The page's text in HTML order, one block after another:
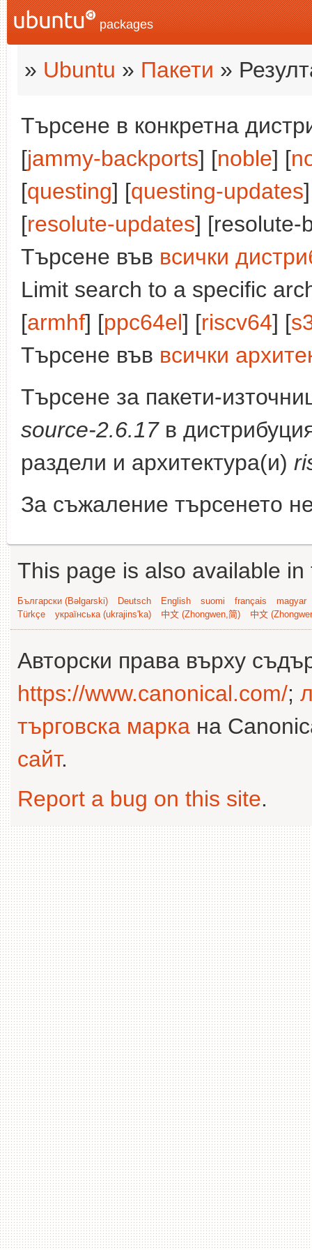
packages
» Ubuntu » Пакети »
Търсене в конкретна
[jammy-backports] [noble] [
[questing] [questing-updates
[resolute-updates] [resolute-
Търсене във всички
Limit search to a specific
[armhf] [ppc64el] [riscv64] [
Търсене във всички
Търсене за пакети-
source-2.6.17в
раздели и архитектура(и)
За съжаление търсенето
This page is also available
Български (Bəlgarski) Deutsch English suomi français
magyar
Türkçe
українська (ukrajins'ka) 中文 (Zhongwen,简) 中文
Авторски права върху
https://www.canonical.com/;
търговска марка на
сайт.
Report a bug on this site.